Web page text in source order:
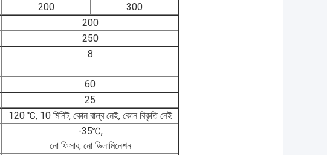
200
300
200
250
8
60
25
120 ℃, 10 মিনিট, কোন বাল্ব নেই, কোন বিকৃতি নেই
-35℃,
নো ফিসার, নো ডিলামিনেশন